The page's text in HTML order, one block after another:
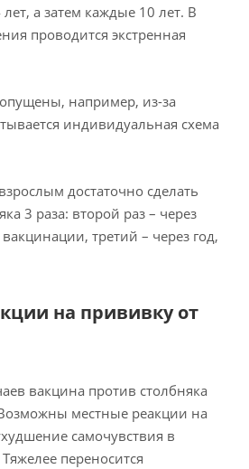
а затем каждые 10 лет. В
проводится экстренная
например, из-за
индивидуальная схема
достаточно сделать
3 раза: второй раз – через
третий – через год,
на прививку от
вакцина против столбняка
местные реакции на
самочувствия в
переносится